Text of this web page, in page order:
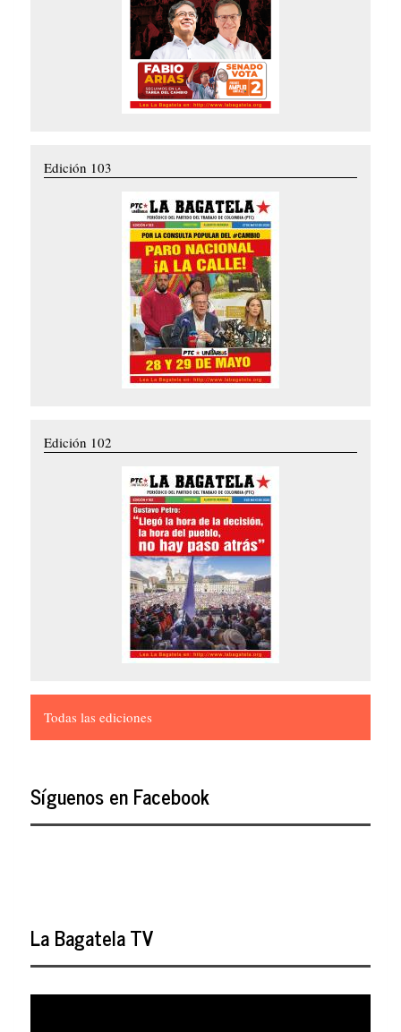
Edición 103
Edición 102
Todas las ediciones
Síguenos en Facebook
La Bagatela TV